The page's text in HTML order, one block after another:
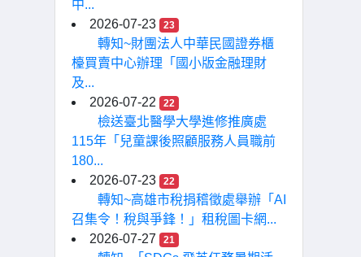
中...
2026-07-23
23
轉知~財團法人中華民國證券櫃
檯買賣中心辦理「國小版金融理財
及...
2026-07-22
22
檢送臺北醫學大學進修推廣處
115年「兒童課後照顧服務人員職前
180...
2026-07-23
22
轉知~高雄市稅捐稽徵處舉辦「AI
召集令！稅與爭鋒！」租稅圖卡網...
2026-07-27
21